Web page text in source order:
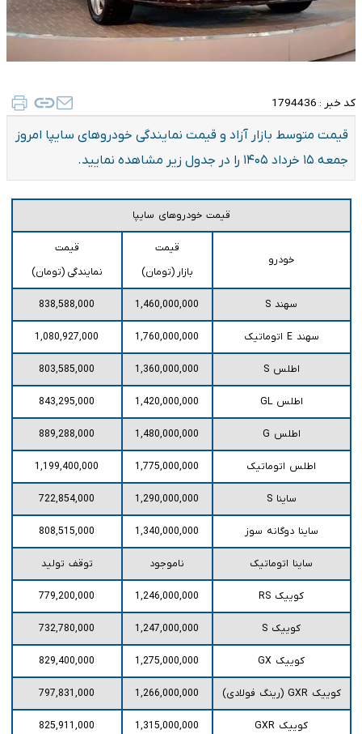
کد خبر : 1794436
قیمت متوسط بازار آزاد و قیمت نمایندگی خودرو‌های سایپا امروز
جمعه ۱۵ خرداد ۱۴۰۵ را در جدول زیر مشاهده نمایید.
قیمت خودروهای سایپا
خودرو
قیمت
بازار (تومان)
قیمت
نمایندگی (تومان)
سهند S 1,460,000,000
838,588,000
سهند E اتوماتیک 1,760,000,000
1,080,927,000
اطلس S 1,360,000,000
803,585,000
اطلس GL 1,420,000,000
843,295,000
اطلس G 1,480,000,000
889,288,000
اطلس اتوماتیک 1,775,000,000
1,199,400,000
ساینا S 1,290,000,000
722,854,000
ساینا دوگانه سوز 1,340,000,000
808,515,000
ساینا اتوماتیک ناموجود توقف تولید
کوییک RS 1,246,000,000
779,200,000
کوییک S 1,247,000,000
732,780,000
کوییک GX 1,275,000,000
829,400,000
کوییک GXR (رینگ فولادی) 1,266,000,000
797,831,000
کوییک GXR 1,315,000,000
825,911,000